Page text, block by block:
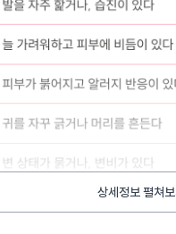
상세정보 펼쳐